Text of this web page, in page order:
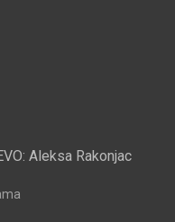
Aleksa Rakonjac